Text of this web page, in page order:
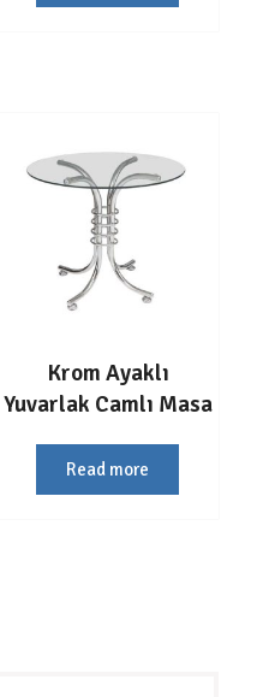
Krom Ayaklı
Yuvarlak Camlı Masa
Read more